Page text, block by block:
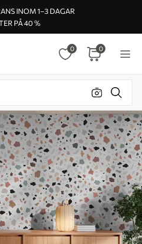
INOM 1–3 DAGAR
PÅ 40 %
0 0